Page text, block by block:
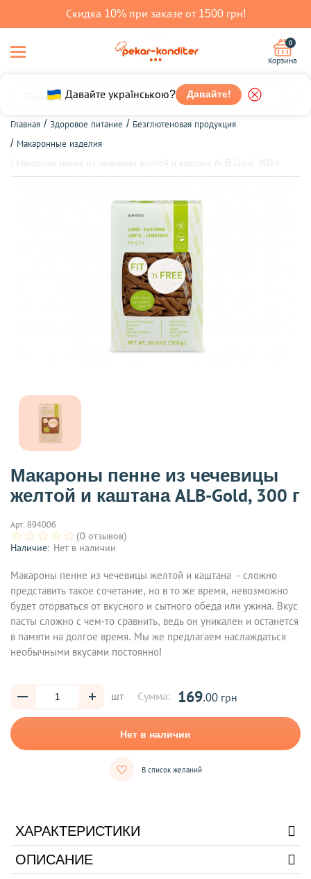
Скидка 10% при заказе от 1500 грн!
Давайте українською? Давайте!
0
Корзина
Главная Здоровое питание
Безглютеновая продукция
Макаронные изделия
Макароны пенне из чечевицы
желтой и каштана ALB-Gold, 300 г
Арт: 894006
(0 отзывов)
Наличие: Нет в наличии
Макароны пенне из чечевицы желтой и каштана - сложно
представить такое сочетание, но в то же время, невозможно
будет оторваться от вкусного и сытного обеда или ужина. Вкус
пасты сложно с чем-то сравнить, ведь он уникален и останется
в памяти на долгое время. Мы же предлагаем наслаждаться
необычными вкусами постоянно!
шт Сумма: 169.00 грн
Нет в наличии
В список желаний
ХАРАКТЕРИСТИКИ
ОПИСАНИЕ